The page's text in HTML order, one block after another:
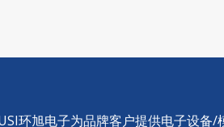
环旭电子为品牌客户提供电子设备/